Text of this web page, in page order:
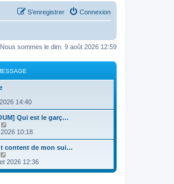
Connexion
S’enregistrer
Nous sommes le dim. 9 août 2026 12:59
o
i
r
l
e
e
r
n
i
e
14:40
Qui est le garç…
o
i
r
e
e
10:18
content de mon sui…
o
i
2026 12:36